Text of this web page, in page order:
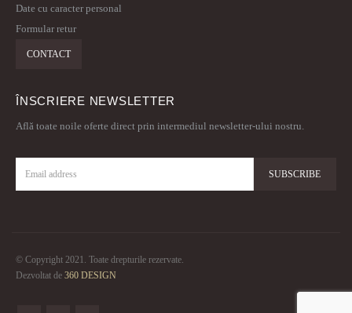
Date cu caracter personal
Formular retur
CONTACT
ÎNSCRIERE NEWSLETTER
Află toate noile oferte direct prin intermediul newsletter-ului nostru.
© Copyright 2021. Toate drepturile rezervate.
Dezvoltat de 360 DESIGN